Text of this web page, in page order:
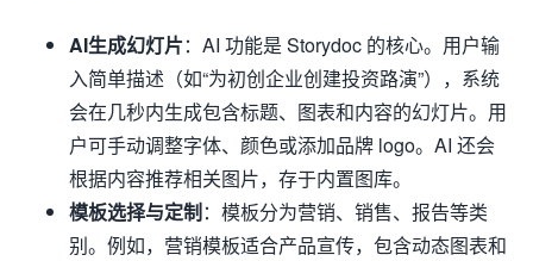
AI生成幻灯片：AI 功能是 Storydoc 的核心。用户输
入简单描述（如“为初创企业创建投资路演”），系统
会在几秒内生成包含标题、图表和内容的幻灯片。用
户可手动调整字体、颜色或添加品牌 logo。AI 还会
根据内容推荐相关图片，存于内置图库。
模板选择与定制：模板分为营销、销售、报告等类
别。例如，营销模板适合产品宣传，包含动态图表和